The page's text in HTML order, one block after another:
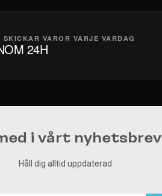
SKICKAR VAROR VARJE VARDAG
24H
i vårt nyhetsbrev
Håll dig alltid uppdaterad